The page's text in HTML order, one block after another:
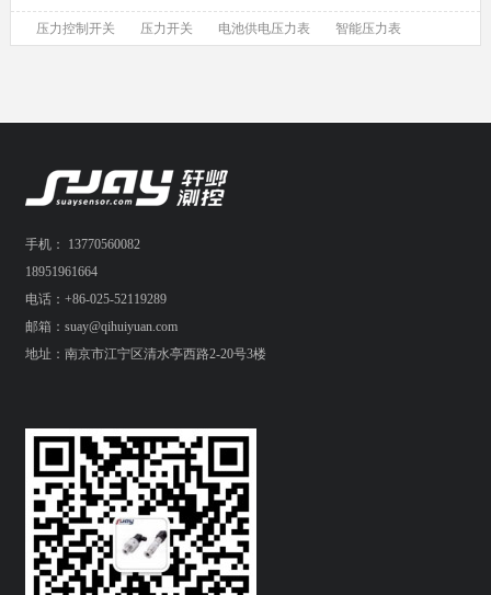
压力控制开关 压力开关 电池供电压力表 智能压力表
手机： 13770560082
18951961664
电话：+86-025-52119289
邮箱：suay@qihuiyuan.com
地址：南京市江宁区清水亭西路2-20号3楼